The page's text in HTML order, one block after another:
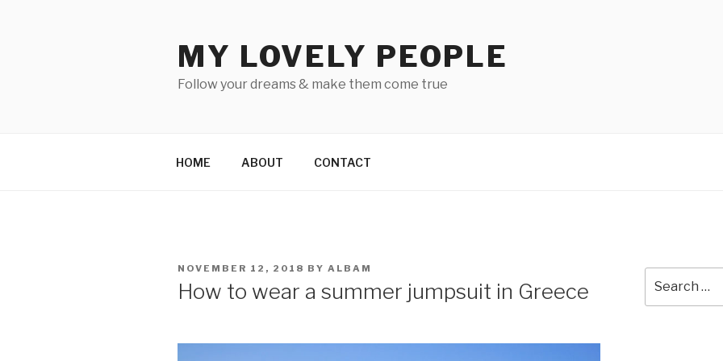
MY LOVELY PEOPLE
Follow your dreams & make them come true
HOME ABOUT CONTACT
POSTED
ON
NOVEMBER 12, 2018 BY ALBAM
How to wear a summer jumpsuit in Greece
for: